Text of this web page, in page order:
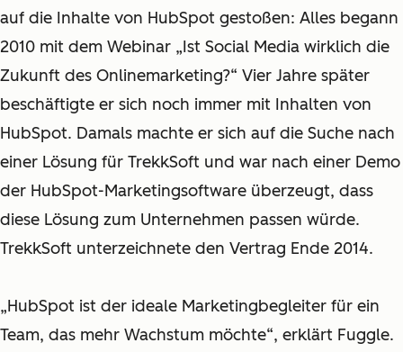
auf die Inhalte von HubSpot gestoßen: Alles begann
2010 mit dem Webinar „Ist Social Media wirklich die
Zukunft des Onlinemarketing?“ Vier Jahre später
beschäftigte er sich noch immer mit Inhalten von
HubSpot. Damals machte er sich auf die Suche nach
einer Lösung für TrekkSoft und war nach einer Demo
der HubSpot-Marketingsoftware überzeugt, dass
diese Lösung zum Unternehmen passen würde.
TrekkSoft unterzeichnete den Vertrag Ende 2014.
„HubSpot ist der ideale Marketingbegleiter für ein
Team, das mehr Wachstum möchte“, erklärt Fuggle.